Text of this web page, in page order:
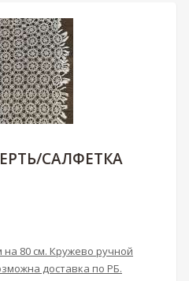
САЛФЕТКА
на 80 см. Кружево ручной
доставка по РБ.